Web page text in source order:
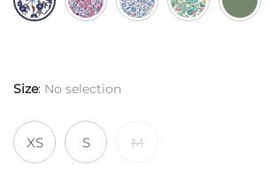
Size: No selection
XS S M